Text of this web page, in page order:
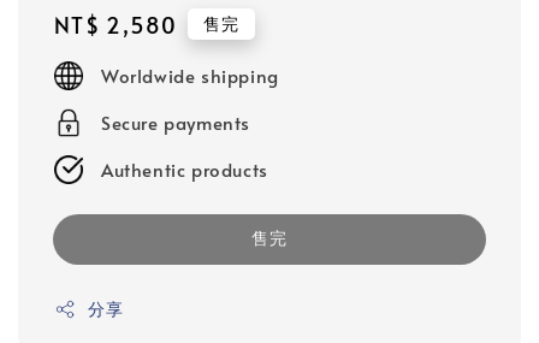
Regular
price
NT$ 2,580 售完
Worldwide shipping
Secure payments
Authentic products
售完
分享